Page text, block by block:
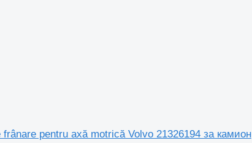
pentru axă motrică Volvo 21326194 за камион